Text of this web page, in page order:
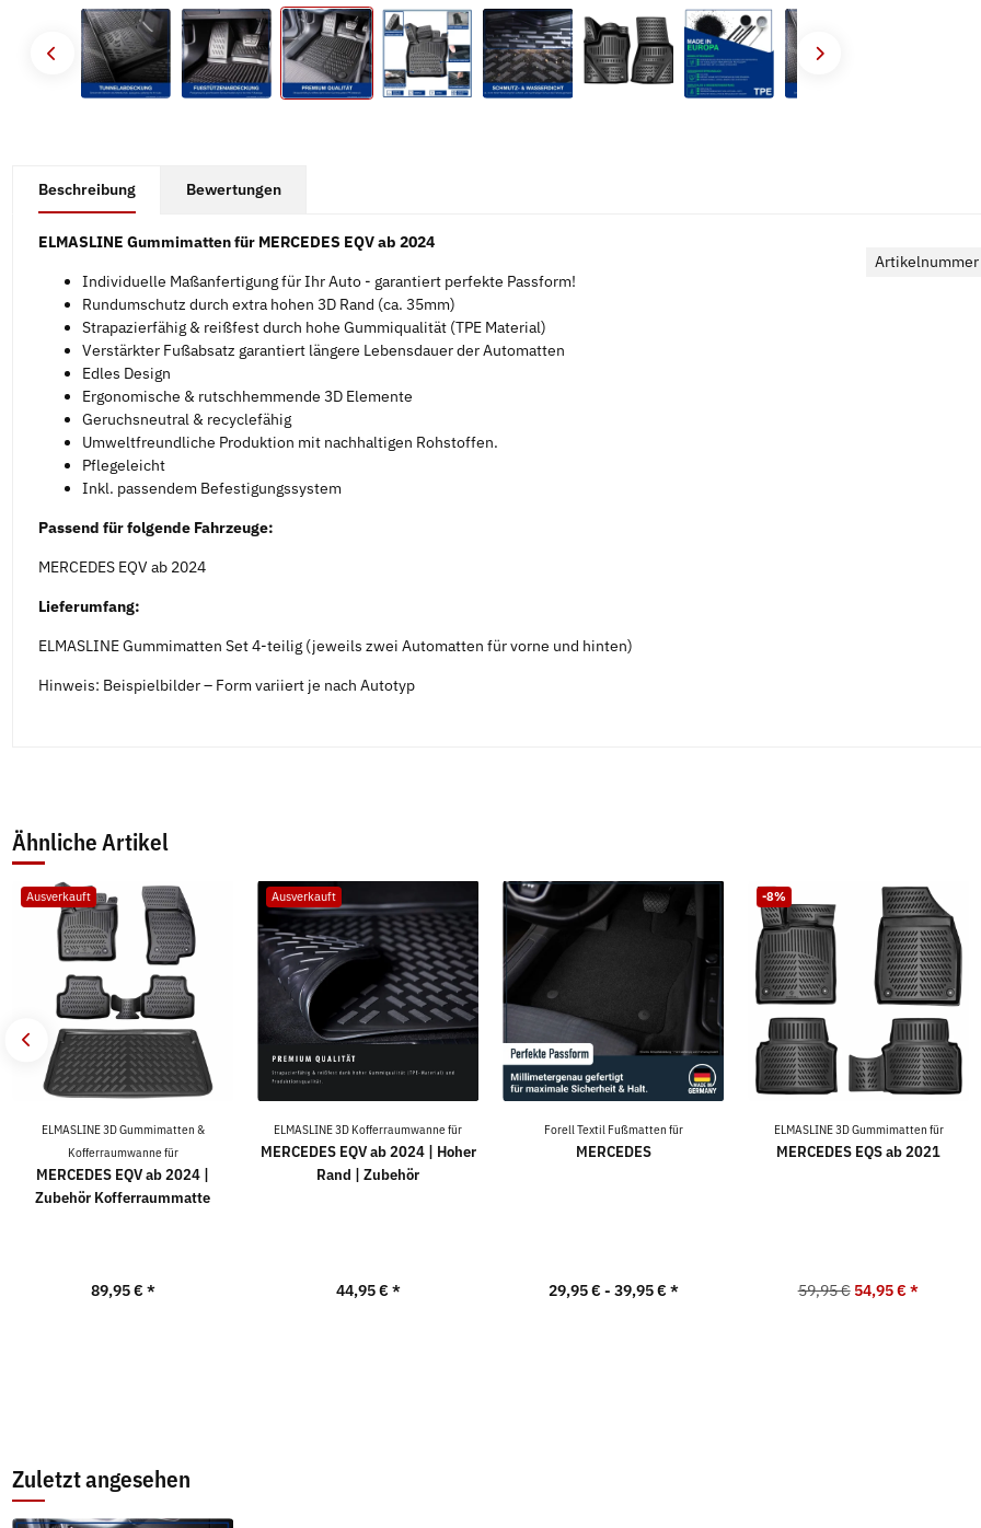
Beschreibung Bewertungen
ELMASLINE Gummimatten für MERCEDES EQV ab 2024
Individuelle Maßanfertigung für Ihr Auto - garantiert perfekte Passform!
Rundumschutz durch extra hohen 3D Rand (ca. 35mm)
Strapazierfähig & reißfest durch hohe Gummiqualität (TPE Material)
Verstärkter Fußabsatz garantiert längere Lebensdauer der Automatten
Edles Design
Ergonomische & rutschhemmende 3D Elemente
Geruchsneutral & recyclefähig
Umweltfreundliche Produktion mit nachhaltigen Rohstoffen.
Pflegeleicht
Inkl. passendem Befestigungssystem
Passend für folgende Fahrzeuge:
MERCEDES EQV ab 2024
Lieferumfang:
ELMASLINE Gummimatten Set 4-teilig (jeweils zwei Automatten für vorne und hinten)
Hinweis: Beispielbilder – Form variiert je nach Autotyp
Artikelnummer
Ähnliche Artikel
Ausverkauft
ELMASLINE 3D Gummimatten &
Kofferraumwanne für
MERCEDES EQV ab 2024 |
Zubehör Kofferraummatte
89,95 € *
Ausverkauft
ELMASLINE 3D Kofferraumwanne für
MERCEDES EQV ab 2024 | Hoher
Rand | Zubehör
44,95 € *
Forell Textil Fußmatten für
MERCEDES
29,95 € - 39,95 € *
-8%
ELMASLINE 3D Gummimatten für
MERCEDES EQS ab 2021
59,95 € 54,95 €*
Zuletzt angesehen